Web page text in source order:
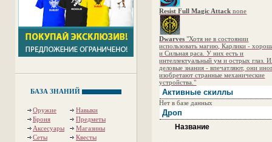
БАЗА ЗНАНИЙ
Оружие
Навыки
Броня
Предметы
Аксесуары
Магазины
Сеты
Квесты
Resist Full Magic Attack none
Dwarves "Хотя не в состоянии
использовать магию, Карлики -
и Сильная раса. У них есть и
интеллектуальный ум и острых глаз.
деловые знания - впечатляют, они
изобретают странные механические
устройства."
Активные скиллы
Нет в базе данных
Дроп
Название